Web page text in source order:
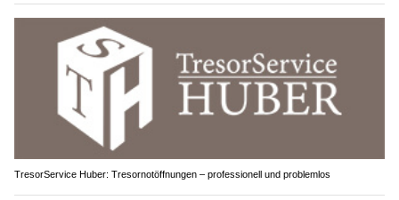
TresorService Huber: Tresornotöffnungen – professionell und problemlos